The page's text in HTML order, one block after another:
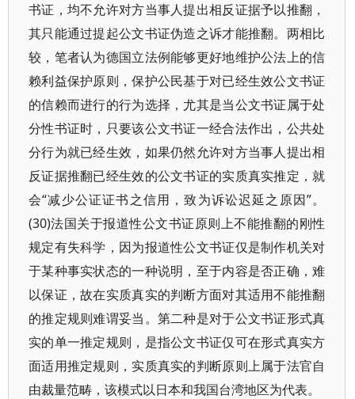
书证，均不允许对方当事人提出相反证据予以推翻，
其只能通过提起公文书证伪造之诉才能推翻。两相比
较，笔者认为德国立法例能够更好地维护公法上的信
赖利益保护原则，保护公民基于对已经生效公文书证
的信赖而进行的行为选择，尤其是当公文书证属于处
分性书证时，只要该公文书证一经合法作出，公共处
分行为就已经生效，如果仍然允许对方当事人提出相
反证据推翻已经生效的公文书证的实质真实推定，就
会“减少公证证书之信用，致为诉讼迟延之原因”。
(30)法国关于报道性公文书证原则上不能推翻的刚性
规定有失科学，因为报道性公文书证仅是制作机关对
于某种事实状态的一种说明，至于内容是否正确，难
以保证，故在实质真实的判断方面对其适用不能推翻
的推定规则难谓妥当。第二种是对于公文书证形式真
实的单一推定规则，是指公文书证仅可在形式真实方
面适用推定规则，实质真实的判断原则上属于法官自
由裁量范畴，该模式以日本和我国台湾地区为代表。